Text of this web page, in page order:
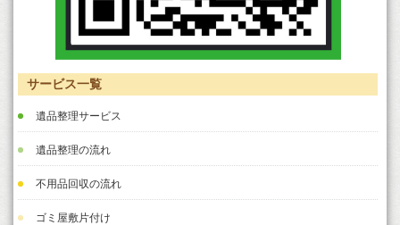
サービス一覧
遺品整理サービス
遺品整理の流れ
不用品回収の流れ
ゴミ屋敷片付け